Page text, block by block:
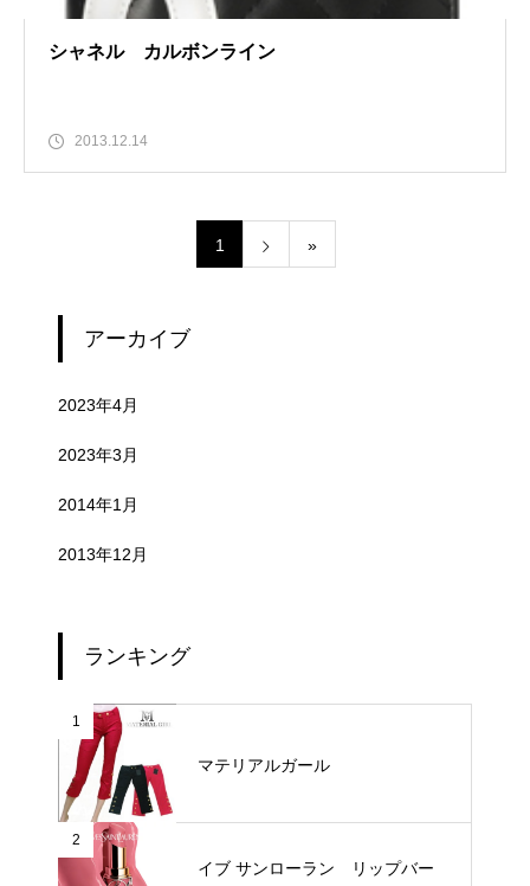
シャネル カルボンライン
2013.12.14
1 »
アーカイブ
2023年4月
2023年3月
2014年1月
2013年12月
ランキング
1
マテリアルガール
2
イブ サンローラン リップバー